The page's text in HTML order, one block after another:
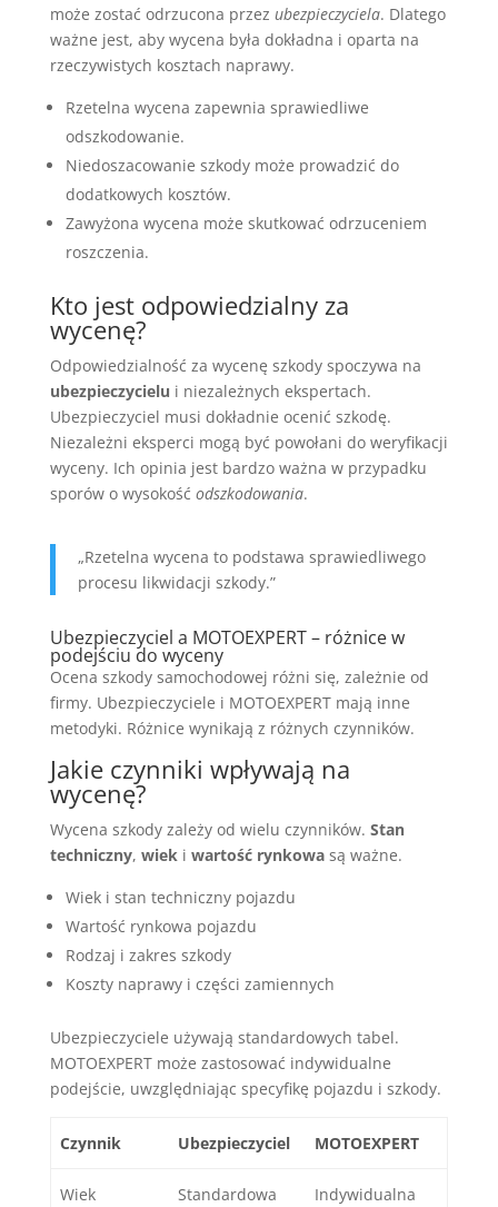
może zostać odrzucona przez ubezpieczyciela. Dlatego
ważne jest, aby wycena była dokładna i oparta na
rzeczywistych kosztach naprawy.
Rzetelna wycena zapewnia sprawiedliwe
odszkodowanie.
Niedoszacowanie szkody może prowadzić do
dodatkowych kosztów.
Zawyżona wycena może skutkować odrzuceniem
roszczenia.
Kto jest odpowiedzialny za
wycenę?
Odpowiedzialność za wycenę szkody spoczywa na
ubezpieczycielu i niezależnych ekspertach.
Ubezpieczyciel musi dokładnie ocenić szkodę.
Niezależni eksperci mogą być powołani do weryfikacji
wyceny. Ich opinia jest bardzo ważna w przypadku
sporów o wysokość odszkodowania.
„Rzetelna wycena to podstawa sprawiedliwego
procesu likwidacji szkody.”
Ubezpieczyciel a MOTOEXPERT – różnice w
podejściu do wyceny
Ocena szkody samochodowej różni się, zależnie od
firmy. Ubezpieczyciele i MOTOEXPERT mają inne
metodyki. Różnice wynikają z różnych czynników.
Jakie czynniki wpływają na
wycenę?
Wycena szkody zależy od wielu czynników. Stan
techniczny, wieki wartość rynkowasą ważne.
Wiek i stan techniczny pojazdu
Wartość rynkowa pojazdu
Rodzaj i zakres szkody
Koszty naprawy i części zamiennych
Ubezpieczyciele używają standardowych tabel.
MOTOEXPERT może zastosować indywidualne
podejście, uwzględniając specyfikę pojazdu i szkody.
Czynnik Ubezpieczyciel MOTOEXPERT
Wiek
Standardowa
Indywidualna